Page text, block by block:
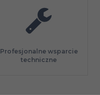
Profesjonalne wsparcie
techniczne